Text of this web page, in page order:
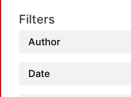
Filters
Author
Date